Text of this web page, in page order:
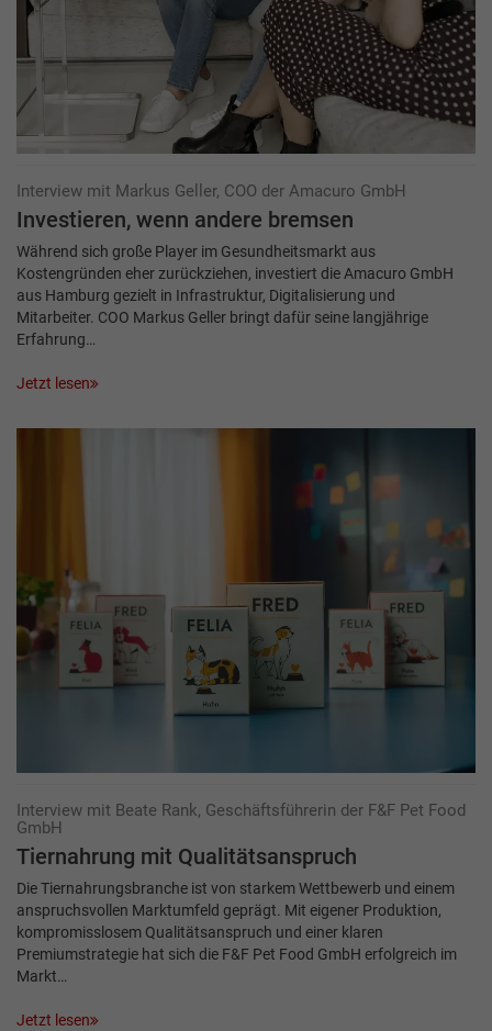
Interview mit Markus Geller, COO der Amacuro GmbH
Investieren, wenn andere bremsen
Während sich große Player im Gesundheitsmarkt aus
Kostengründen eher zurückziehen, investiert die Amacuro GmbH
aus Hamburg gezielt in Infrastruktur, Digitalisierung und
Mitarbeiter. COO Markus Geller bringt dafür seine langjährige
Erfahrung…
Jetzt lesen
Interview mit Beate Rank, Geschäftsführerin der F&F Pet Food
GmbH
Tiernahrung mit Qualitätsanspruch
Die Tiernahrungsbranche ist von starkem Wettbewerb und einem
anspruchsvollen Markt­umfeld geprägt. Mit eigener Produktion,
kompromisslosem Qualitätsanspruch und einer klaren
Premiumstrategie hat sich die F&F Pet Food GmbH erfolgreich im
Markt…
Jetzt lesen